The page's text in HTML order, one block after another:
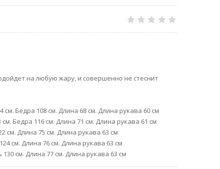
на любую жару, и совершенно не стеснит
см. Бедра 108 см. Длина 68 см. Длина рукава 60 см
см. Бедра 116 см. Длина 71 см. Длина рукава 61 см
см. Длина 75 см. Длина рукава 63 см
см. Длина 76 см. Длина рукава 63 см
130 см. Длина 77 см. Длина рукава 63 см